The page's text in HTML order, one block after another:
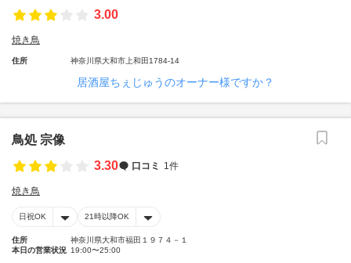
3.00
焼き鳥
住所 神奈川県大和市上和田1784-14
居酒屋ちぇじゅうのオーナー様ですか？
鳥処 宗像
3.30
口コミ 1件
焼き鳥
日祝OK 21時以降OK
住所
神奈川県大和市福田１９７４－１
本日の営業状況 19:00〜25:00